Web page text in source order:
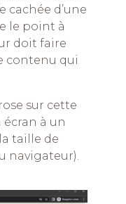
cachée d’une
le point à
doit faire
contenu qui
sur cette
écran à un
taille de
navigateur).